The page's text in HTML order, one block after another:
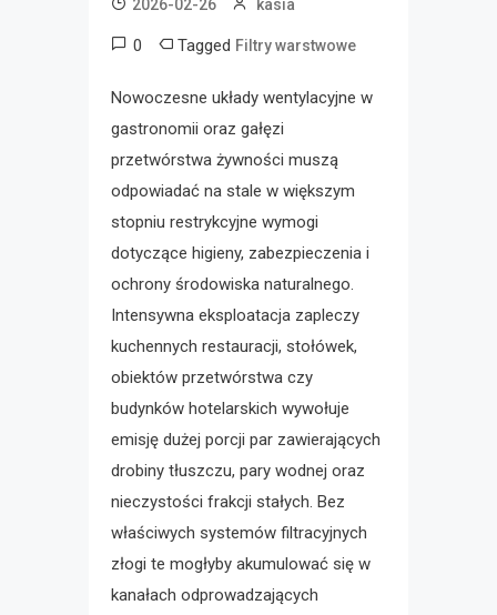
2026-02-26 kasia
0 Tagged Filtry warstwowe
Nowoczesne układy wentylacyjne w
gastronomii oraz gałęzi
przetwórstwa żywności muszą
odpowiadać na stale w większym
stopniu restrykcyjne wymogi
dotyczące higieny, zabezpieczenia i
ochrony środowiska naturalnego.
Intensywna eksploatacja zapleczy
kuchennych restauracji, stołówek,
obiektów przetwórstwa czy
budynków hotelarskich wywołuje
emisję dużej porcji par zawierających
drobiny tłuszczu, pary wodnej oraz
nieczystości frakcji stałych. Bez
właściwych systemów filtracyjnych
złogi te mogłyby akumulować się w
kanałach odprowadzających